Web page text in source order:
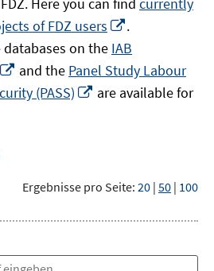
of FDZ users
neuem
Fenster
öffnen
.
on the IAB
In
neuem
Fenster
and the Panel Study Labour
(PASS)
In
are available for
Ergebnisse pro Seite: 20 | 50 | 100